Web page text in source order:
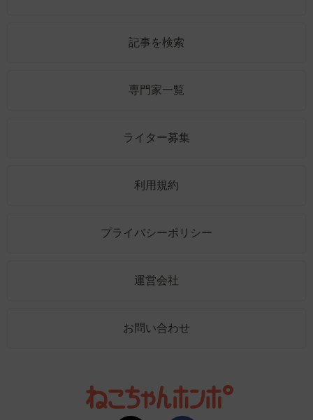
記事を検索
専門家一覧
ライター募集
利用規約
プライバシーポリシー
運営会社
お問い合わせ